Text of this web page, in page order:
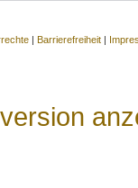
| Barrierefreiheit |